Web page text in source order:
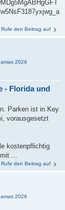
Rufe den Beitrag auf
2026
- Florida und
Parken ist in Key
vorausgesetzt
kostenpflichtig
...
Rufe den Beitrag auf
2026